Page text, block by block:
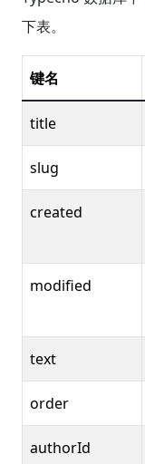
下表。
键名
title
slug
created
modified
text
order
authorId